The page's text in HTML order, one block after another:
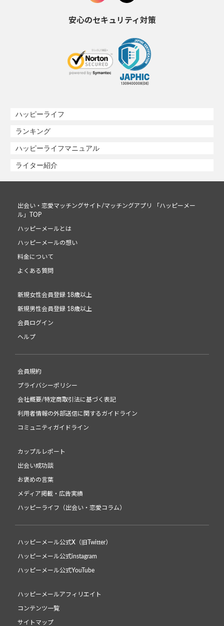
安心のセキュリティ対策
ハッピーライフ
ランキング
ハッピーライフマニュアル
ライター紹介
出会い・恋愛マッチングサイト/マッチングアプリ 「ハッピーメー
ル」TOP
ハッピーメールとは
ハッピーメールの想い
料金について
よくある質問
新規女性会員登録 18歳以上
新規男性会員登録 18歳以上
会員ログイン
ヘルプ
会員規約
プライバシーポリシー
会社概要/特定商取引法に基づく表記
利用者情報の外部送信に関するガイドライン
コミュニティガイドライン
カップルレポート
出会い成功談
お褒めの言葉
メディア掲載・広告実績
ハッピーライフ（出会い・恋愛コラム）
ハッピーメール公式X（旧Twitter）
ハッピーメール公式instagram
ハッピーメール公式YouTube
ハッピーメールアフィリエイト
コンテンツ一覧
サイトマップ